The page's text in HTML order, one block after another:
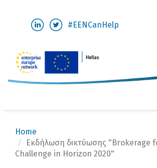
#EENCanHelp
Home
Εκδήλωση δικτύωσης "Brokerage
Challenge in Horizon 2020"